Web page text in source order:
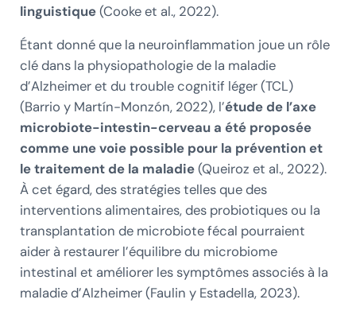
linguistique(Cooke et al., 2022).
Étant donné que la neuroinflammation joue un rôle
clé dans la physiopathologie de la maladie
d’Alzheimer et du trouble cognitif léger (TCL)
(Barrio y Martín-Monzón, 2022), l’étude de l’axe
microbiote-intestin-cerveau a été proposée
comme une voie possible pour la prévention et
le traitement de la maladie(Queiroz et al., 2022).
À cet égard, des stratégies telles que des
interventions alimentaires, des probiotiques ou la
transplantation de microbiote fécal pourraient
aider à restaurer l’équilibre du microbiome
intestinal et améliorer les symptômes associés à la
maladie d’Alzheimer (Faulin y Estadella, 2023).